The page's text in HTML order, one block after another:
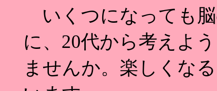
いくつになっても
に、20代から考えよ
ませんか。楽しくな